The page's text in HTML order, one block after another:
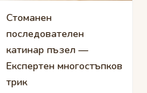
Стоманен
последователен
катинар пъзел —
Експертен многостъпков
трик